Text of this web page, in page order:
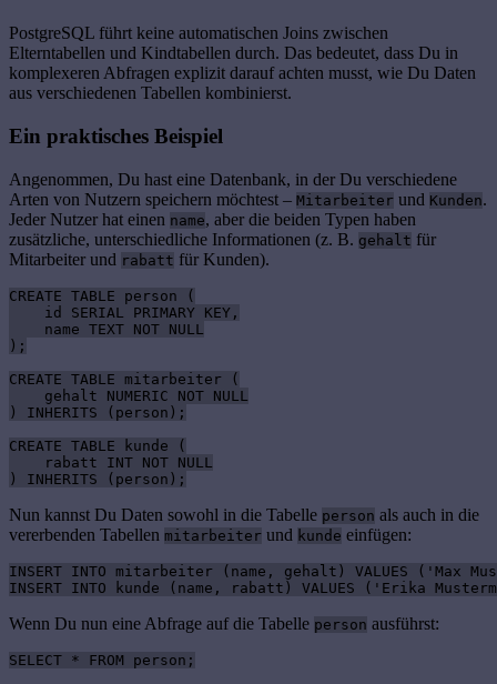
PostgreSQL führt keine automatischen Joins zwischen
Elterntabellen und Kindtabellen durch. Das bedeutet, dass Du in
komplexeren Abfragen explizit darauf achten musst, wie Du Daten
aus verschiedenen Tabellen kombinierst.
Ein praktisches Beispiel
Angenommen, Du hast eine Datenbank, in der Du verschiedene
Arten von Nutzern speichern möchtest – Mitarbeiter und Kunden.
Jeder Nutzer hat einen name, aber die beiden Typen haben
zusätzliche, unterschiedliche Informationen (z. B. gehalt für
Mitarbeiter und rabatt für Kunden).
CREATE TABLE person (
    id SERIAL PRIMARY KEY,
    name TEXT NOT NULL
);
CREATE TABLE mitarbeiter (
    gehalt NUMERIC NOT NULL
) INHERITS (person);
CREATE TABLE kunde (
    rabatt INT NOT NULL
) INHERITS (person);
Nun kannst Du Daten sowohl in die Tabelle person als auch in die
vererbenden Tabellen mitarbeiter und kunde einfügen:
INSERT INTO mitarbeiter (name, gehalt) VALUES ('Max
INSERT INTO kunde (name, rabatt) VALUES ('Erika
Wenn Du nun eine Abfrage auf die Tabelle person ausführst:
SELECT * FROM person;